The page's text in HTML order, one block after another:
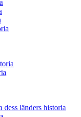
dess länders historia